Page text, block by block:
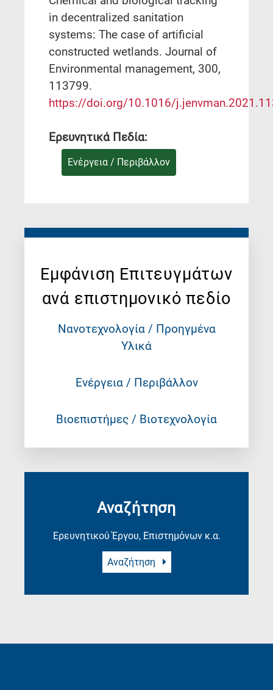
Εμφάνιση Επιτευγμάτων
ανά επιστημονικό πεδίο
Νανοτεχνολογία / Προηγμένα
Υλικά
Ενέργεια / Περιβάλλον
Βιοεπιστήμες / Βιοτεχνολογία
Αναζήτηση
Ερευνητικού Έργου, Επιστημόνων κ.α.
Αναζήτηση
in decentralized sanitation
systems: The case of artificial
constructed wetlands. Journal of
Environmental management, 300,
113799.
https://doi.org/10.1016/
Ερευνητικά Πεδία:
Ενέργεια / Περιβάλλον